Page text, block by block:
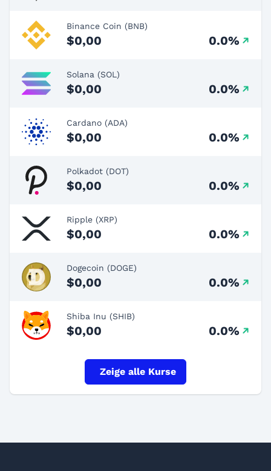
Binance Coin (BNB)
$0,00 0.0%
Solana (SOL)
$0,00 0.0%
Cardano (ADA)
$0,00 0.0%
Polkadot (DOT)
$0,00 0.0%
Ripple (XRP)
$0,00 0.0%
Dogecoin (DOGE)
$0,00 0.0%
Shiba Inu (SHIB)
$0,00 0.0%
Zeige alle Kurse